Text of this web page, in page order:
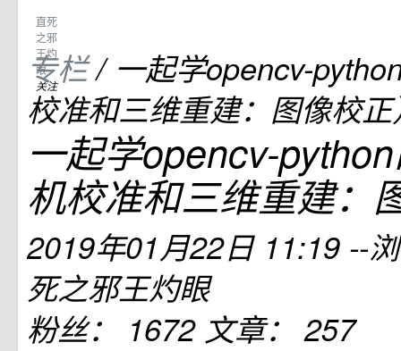
直死
之邪
王灼
眼
关注
专栏/ 一起学opencv-
校准和三维重建：图像校正
一起学opencv-
机校准和三维重建：
2019年01月22日 11:19 --
死之邪王灼眼
粉丝：
1672 文章：257